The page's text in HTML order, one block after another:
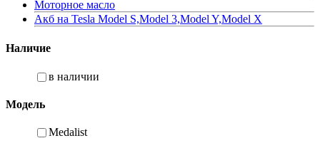
Моторное масло
Акб на Tesla Model S,Model 3,Model Y,Model X
Наличие
в наличии
Модель
Medalist